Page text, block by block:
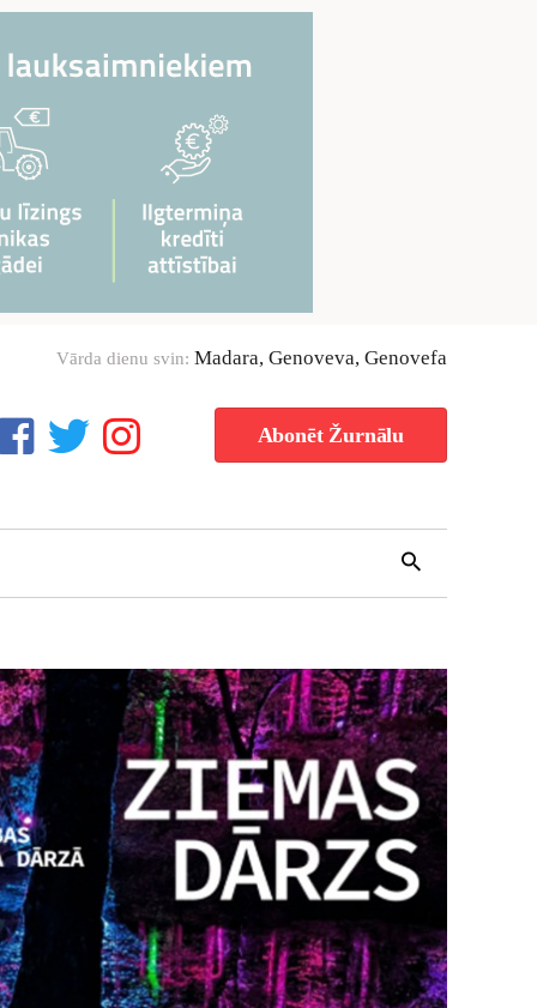
Vārda dienu svin: Madara, Genoveva, Genovefa
Abonēt Žurnālu